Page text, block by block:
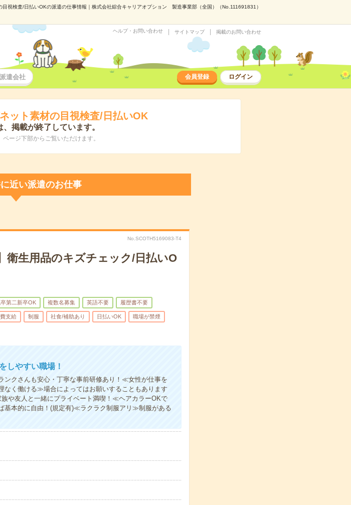
目視検査/日払いOKの派遣の仕事情報｜株式会社綜合キャリアオプション 製造事業部（全国）（No.111691831）
ヘルプ・お問い合わせ サイトマップ 掲載のお問い合わせ
遣会社 会員登録 ログイン
ット素材の目視検査/日払いOK
掲載が終了しています。
ージ下部からご覧いただけます。
近い派遣のお仕事
No.SCOTH5169083-T4
衛生用品のキズチェック/日払いO
卒第二新卒OK 複数名募集 英語不要 履歴書不要
支給 制服 社食/補助あり 日払いOK 職場が禁煙
しやすい職場！
クさんも安心・丁寧な事前研修あり！≪女性が仕事を
く働ける≫場合によってはお願いすることもあります
や友人と一緒にプライベート満喫！≪ヘアカラーOKで
基本的に自由！(規定有)≪ラクラク制服アリ≫制服がある